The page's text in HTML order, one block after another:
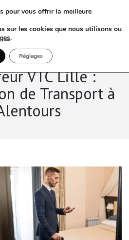
VTC Lille :
de Transport à
pour vous offrir la meilleure
sur les cookies que nous utilisons ou
.
Réglages